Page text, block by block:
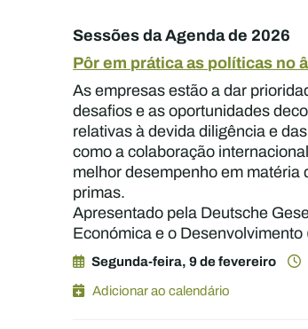
Sessões da Agenda de 2026
Pôr em prática as políticas no
As empresas estão a dar
desafios e as oportunidades
relativas à devida diligência e
como a colaboração
melhor desempenho em
primas.
Apresentado pela Deutsche
Económica e o Desenvolvimento
Segunda-feira, 9 de fevereiro
Adicionar ao calendário